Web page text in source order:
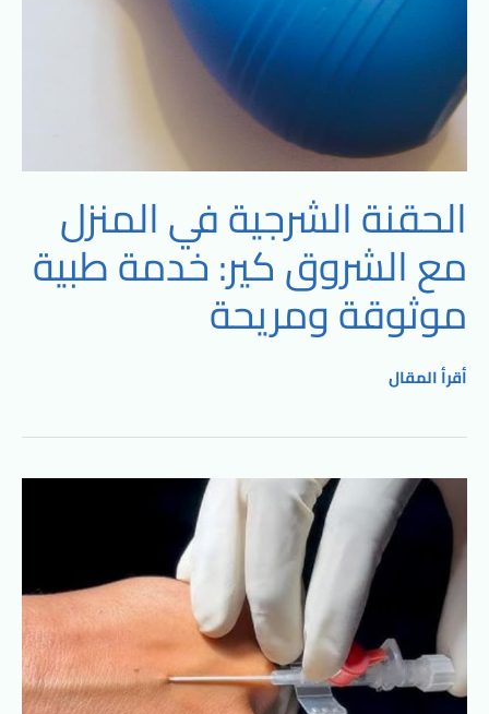
الحقنة الشرجية في المنزل
مع الشروق كير: خدمة طبية
موثوقة ومريحة
أقرأ المقال
تركيب
كانيولا
وتعليق
محاليل:
خدمة
متكاملة
للرعاية
المنزلية